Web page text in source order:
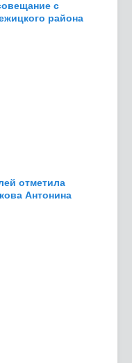
с
района
отметила
Антонина